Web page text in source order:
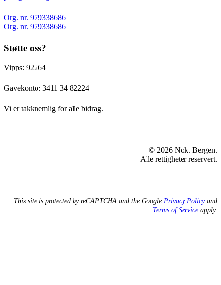
Org. nr. 979338686
Org. nr. 979338686
Støtte oss?
Vipps: 92264
Gavekonto: 3411 34 82224
Vi er takknemlig for alle bidrag.
© 2026 Nok. Bergen.
Alle rettigheter reservert.
This site is protected by reCAPTCHA and the Google Privacy Policyand
Terms of Service apply.